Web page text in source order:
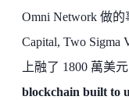
Omni Network 做
Capital, Two Sigma
上融了 1800 萬美
blockchain built to